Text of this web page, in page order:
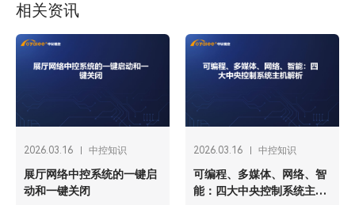
相关资讯
2026.03.16 中控知识
展厅网络中控系统的一键启
动和一键关闭
2026.03.16 中控知识
可编程、多媒体、网络、智
能：四大中央控制系统主机